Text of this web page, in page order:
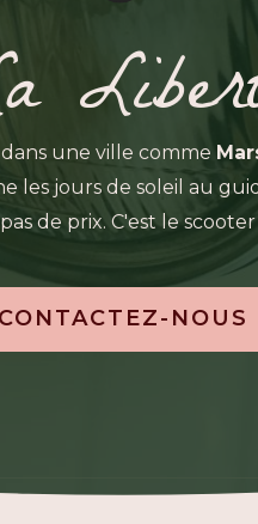
une ville comme
les jours de soleil au
de prix. C'est le
CONTACTEZ-NOUS